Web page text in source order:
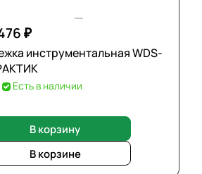
₽
инструментальная WDS-
Есть в наличии
В корзину
В корзине